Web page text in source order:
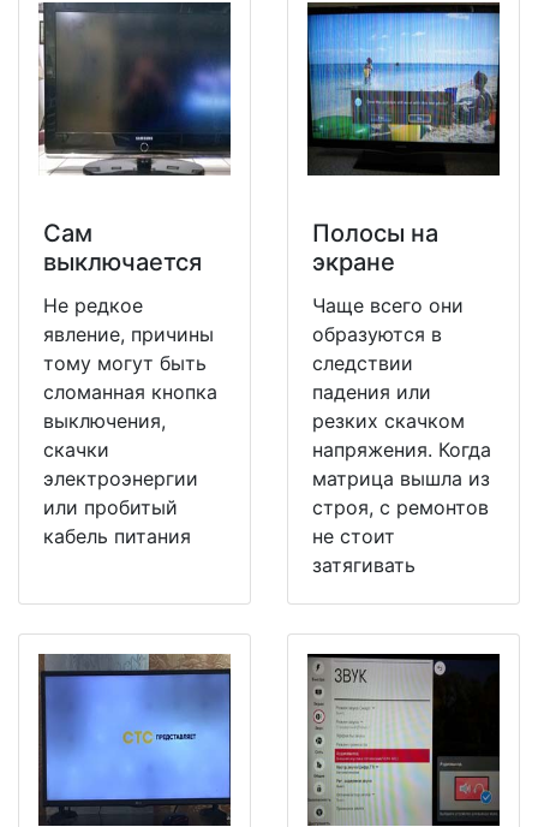
Сам
выключается
Не редкое
явление, причины
тому могут быть
сломанная кнопка
выключения,
скачки
электроэнергии
или пробитый
кабель питания
Полосы на
экране
Чаще всего они
образуются в
следствии
падения или
резких скачком
напряжения. Когда
матрица вышла из
строя, с ремонтов
не стоит
затягивать